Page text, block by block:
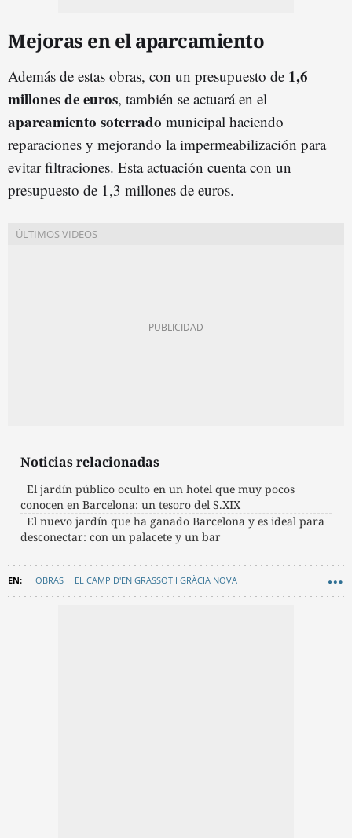
Mejoras en el aparcamiento
Además de estas obras, con un presupuesto de 1,6
millones de euros, también se actuará en el
aparcamiento soterrado municipal haciendo
reparaciones y mejorando la impermeabilización para
evitar filtraciones. Esta actuación cuenta con un
presupuesto de 1,3 millones de euros.
Noticias relacionadas
El jardín público oculto en un hotel que muy pocos
conocen en Barcelona: un tesoro del S.XIX
El nuevo jardín que ha ganado Barcelona y es ideal para
desconectar: con un palacete y un bar
OBRAS EL CAMP D'EN GRASSOT I GRÀCIA NOVA